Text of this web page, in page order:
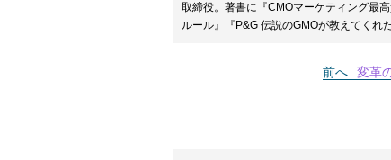
取締役。著書に『CMOマーケティング最
ルール』『P&G 伝説のGMOが教えてくれ
前へ 変革